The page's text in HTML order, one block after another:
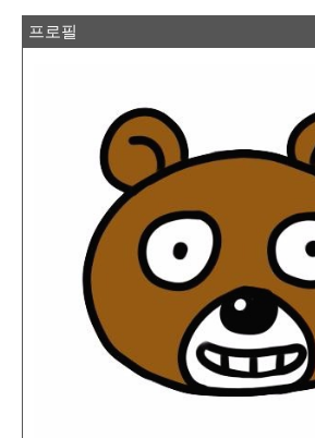
프로필